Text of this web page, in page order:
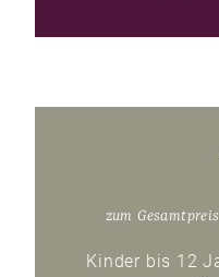
zum
Kinder bis 12